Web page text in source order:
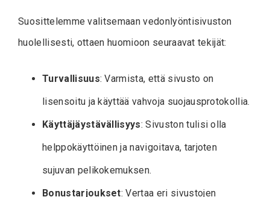
Suosittelemme valitsemaan vedonlyöntisivuston
huolellisesti, ottaen huomioon seuraavat tekijät:
Turvallisuus: Varmista, että sivusto on
lisensoitu ja käyttää vahvoja suojausprotokollia.
Käyttäjäystävällisyys: Sivuston tulisi olla
helppokäyttöinen ja navigoitava, tarjoten
sujuvan pelikokemuksen.
Bonustarjoukset: Vertaa eri sivustojen